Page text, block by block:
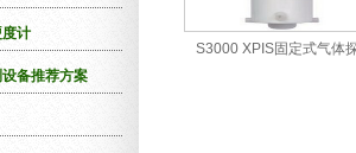
计
备推荐方案
S3000 XPIS固定式气体